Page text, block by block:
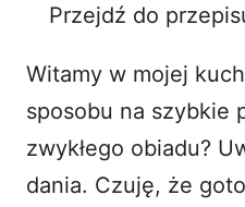
Przejdź do
Witamy w mojej
sposobu na szybkie
zwykłego obiadu?
dania. Czuję, że